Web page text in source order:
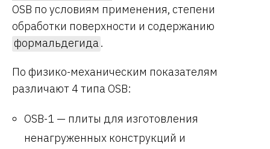
OSB по условиям применения, степени
обработки поверхности и содержанию
формальдегида .
По физико-механическим показателям
различают 4 типа OSB:
OSB-1 — плиты для изготовления
ненагруженных конструкций и